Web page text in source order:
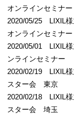
オンラインセミナー
2020/05/25 LIXIL
オンラインセミナー
2020/05/01 LIXIL
ンラインセミナー
2020/02/19 LIXIL様
スター会 東京
2020/02/18 LIXIL様
スター会 埼玉